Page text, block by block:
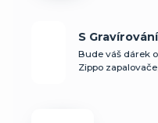
S
Bude váš dárek
Zippo